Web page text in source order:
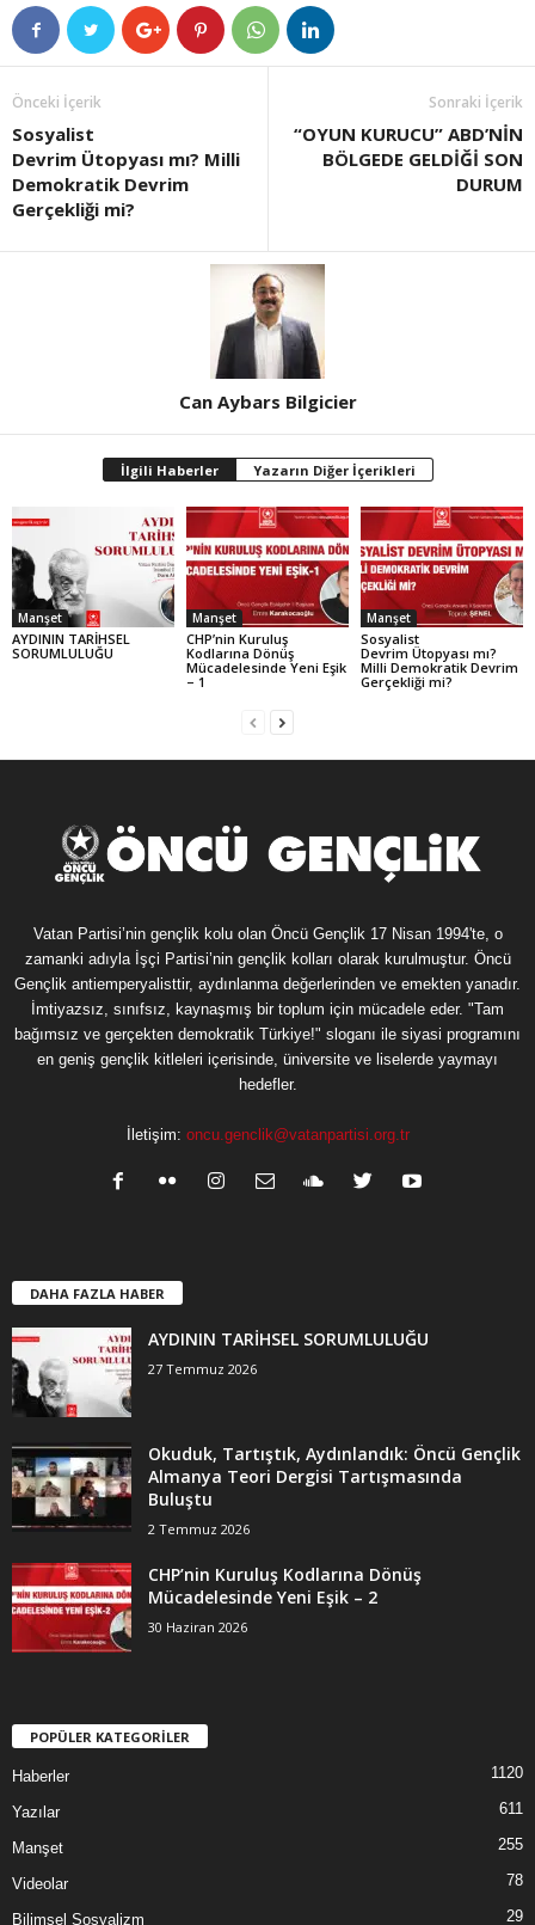
Önceki İçerik
Sosyalist
Devrim Ütopyası mı? Milli
Demokratik Devrim
Gerçekliği mi?
Sonraki İçerik
“OYUN KURUCU” ABD’NİN
BÖLGEDE GELDİĞİ SON
DURUM
Can Aybars Bilgicier
İlgili Haberler Yazarın Diğer İçerikleri
Manşet
AYDININ TARİHSEL
SORUMLULUĞU
Manşet
CHP’nin Kuruluş
Kodlarına Dönüş
Mücadelesinde Yeni Eşik
– 1
Manşet
Sosyalist
Devrim Ütopyası mı?
Milli Demokratik Devrim
Gerçekliği mi?
Vatan Partisi’nin gençlik kolu olan Öncü Gençlik 17 Nisan 1994'te, o
zamanki adıyla İşçi Partisi’nin gençlik kolları olarak kurulmuştur. Öncü
Gençlik antiemperyalisttir, aydınlanma değerlerinden ve emekten yanadır.
İmtiyazsız, sınıfsız, kaynaşmış bir toplum için mücadele eder. "Tam
bağımsız ve gerçekten demokratik Türkiye!" sloganı ile siyasi programını
en geniş gençlik kitleleri içerisinde, üniversite ve liselerde yaymayı
hedefler.
İletişim: oncu.genclik@vatanpartisi.org.tr
DAHA FAZLA HABER
AYDININ TARİHSEL SORUMLULUĞU
27 Temmuz 2026
Okuduk, Tartıştık, Aydınlandık: Öncü Gençlik
Almanya Teori Dergisi Tartışmasında
Buluştu
2 Temmuz 2026
CHP’nin Kuruluş Kodlarına Dönüş
Mücadelesinde Yeni Eşik – 2
30 Haziran 2026
POPÜLER KATEGORİLER
Haberler 1120
Yazılar 611
Manşet 255
Videolar 78
Bilimsel Sosyalizm 29